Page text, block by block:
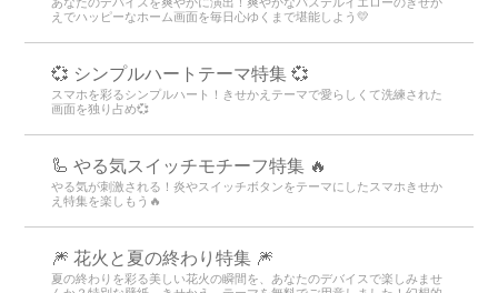
えでハッピーなホーム画面を毎日心ゆくまで堪能しよう💛
💞 シンプルハートテーマ特集 💞
スマホを彩るシンプルハート！きせかえテーマで愛らしくて洗練された
画面を独り占め💞
🦾 やる気スイッチモチーフ特集 🔥
やる気が刺激される！炎やスイッチボタンをテーマにしたスマホきせか
え特集を楽しもう🔥
🎆 花火と夏の終わり特集 🎆
夏の終わりを彩る美しい花火の瞬間を、あなたのデバイスで楽しみませ